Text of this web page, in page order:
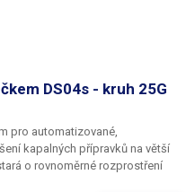
DS04s - kruh 25G
pro automatizované,
kapalných přípravků na větší
o rovnoměrné rozprostření